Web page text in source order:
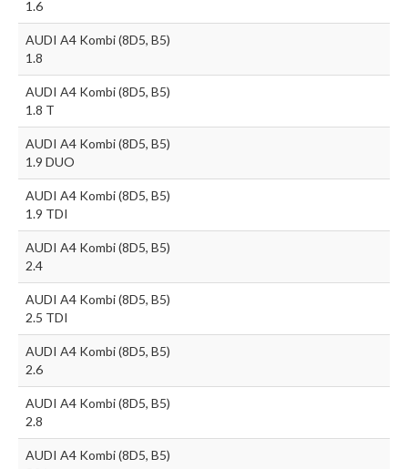
1.6
AUDI A4 Kombi (8D5, B5)
1.8
AUDI A4 Kombi (8D5, B5)
1.8 T
AUDI A4 Kombi (8D5, B5)
1.9 DUO
AUDI A4 Kombi (8D5, B5)
1.9 TDI
AUDI A4 Kombi (8D5, B5)
2.4
AUDI A4 Kombi (8D5, B5)
2.5 TDI
AUDI A4 Kombi (8D5, B5)
2.6
AUDI A4 Kombi (8D5, B5)
2.8
AUDI A4 Kombi (8D5, B5)